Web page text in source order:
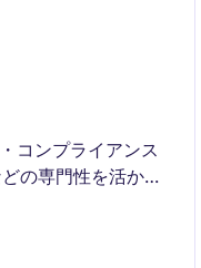
コンプライアンス
の専門性を活かし
組織の成長フェー
て活躍できる方を